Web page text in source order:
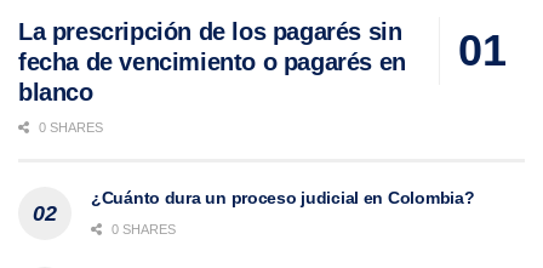
La prescripción de los pagarés sin
fecha de vencimiento o pagarés en
blanco
0 SHARES
¿Cuánto dura un proceso judicial en Colombia?
0 SHARES